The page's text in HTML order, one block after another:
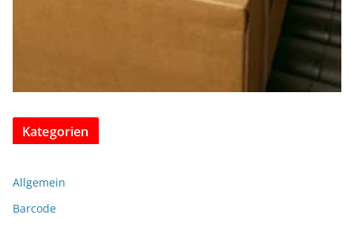
Kategorien
Allgemein
Barcode